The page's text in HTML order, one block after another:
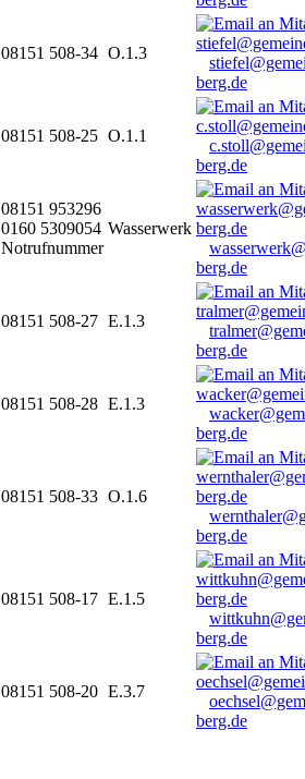
08151 508-34 O.1.3
berg.de
08151 508-25 O.1.1
berg.de
08151 953296
0160 5309054
Notrufnummer
Wasserwerk
berg.de
08151 508-27 E.1.3
berg.de
08151 508-28 E.1.3
berg.de
08151 508-33 O.1.6
berg.de
08151 508-17 E.1.5
berg.de
08151 508-20 E.3.7
berg.de